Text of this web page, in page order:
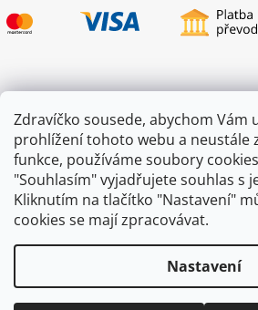
Zdravíčko sousede, abychom
prohlížení tohoto webu a neustále
funkce, používáme soubory
"Souhlasím" vyjadřujete souhlas s
Kliknutím na tlačítko "Nastavení"
cookies se mají zpracovávat.
Nastavení
Certifikace
Copyright 2026ZAHRADA JEŽEK.